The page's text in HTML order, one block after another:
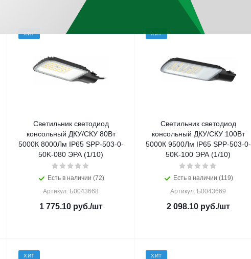
ХИТ
Светильник светодиод
консольный ДКУ/СКУ 80Вт
5000К 8000Лм IP65 SPP-503-0-
50K-080 ЭРА (1/10)
Есть в наличии (72)
Артикул: Б0043668
1 775.10руб./шт
ХИТ
Светильник светодиод
консольный ДКУ/СКУ 100Вт
5000К 9500Лм IP65 SPP-503-0-
50K-100 ЭРА (1/10)
Есть в наличии (119)
Артикул: Б0043669
2 098.10руб./шт
ХИТ ХИТ